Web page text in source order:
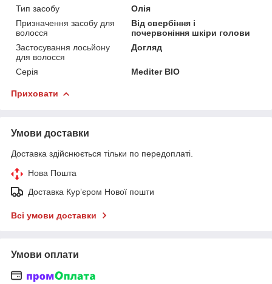
Тип засобу
Олія
Призначення засобу для
волосся
Від свербіння і
почервоніння шкіри голови
Застосування лосьйону
для волосся
Догляд
Серія Mediter BIO
Приховати
Умови доставки
Доставка здійснюється тільки по передоплаті.
Нова Пошта
Доставка Курʼєром Нової пошти
Всі умови доставки
Умови оплати